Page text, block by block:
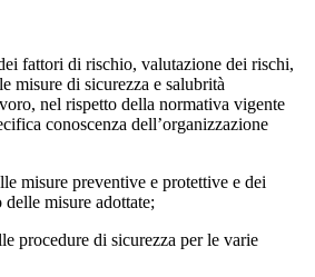
fattori di rischio, valutazione dei rischi,
misure di sicurezza e salubrità
nel rispetto della normativa vigente
conoscenza dell’organizzazione
misure preventive e protettive e dei
misure adottate;
procedure di sicurezza per le varie